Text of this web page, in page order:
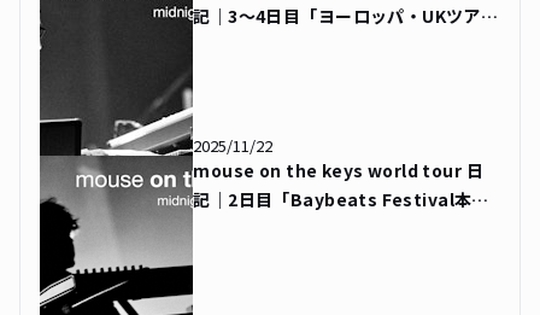
記｜3〜4日目「ヨーロッパ・UKツアー
2025/11/22
mouse on the keys world tour 日
記｜2日目「Baybeats Festival本